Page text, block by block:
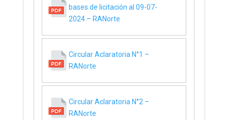
bases de licitación al 09-07-
2024 – RANorte
Circular Aclaratoria N°1 –
RANorte
Circular Aclaratoria N°2 –
RANorte